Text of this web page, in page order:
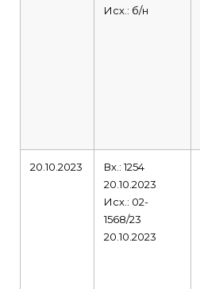
Исх.: б/н
20.10.2023
Вх.: 1254
20.10.2023
Исх.: 02-
1568/23
20.10.2023